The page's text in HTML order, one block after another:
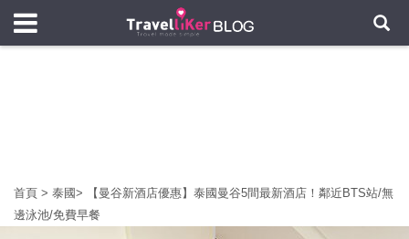
首頁 > 泰國>
【曼谷新酒店優惠】泰國曼谷5間最新酒店！鄰近BTS站/無
邊泳池/免費早餐